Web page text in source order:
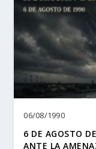
06/08/1990
6 DE AGOSTO
ANTE LA